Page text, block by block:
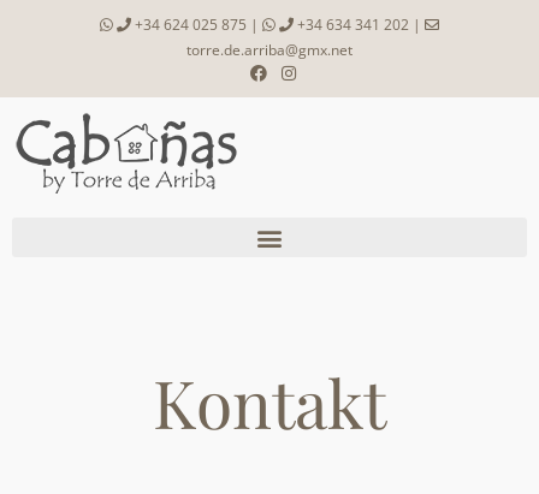
+34 624 025 875 | +34 634 341 202 |
torre.de.arriba@gmx.net
Kontakt